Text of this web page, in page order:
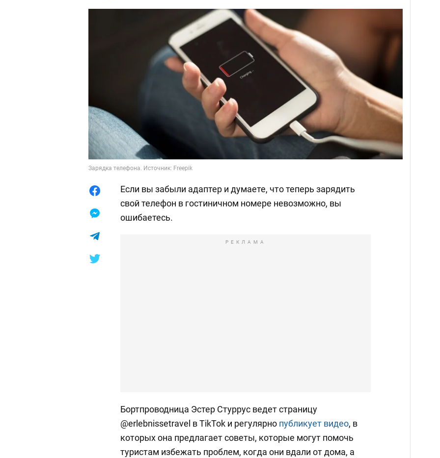
Зарядка телефона. Источник: Freepik
Если вы забыли адаптер и думаете, что теперь зарядить
свой телефон в гостиничном номере невозможно, вы
ошибаетесь.
РЕКЛАМА
Бортпроводница Эстер Стуррус ведет страницу
@erlebnissetravel в TikTok и регулярно публикует видео, в
которых она предлагает советы, которые могут помочь
туристам избежать проблем, когда они вдали от дома, а